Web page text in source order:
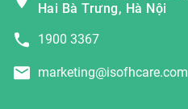
Hai Bà Trưng, Hà Nội
1900 3367
marketing@isofhcare.com